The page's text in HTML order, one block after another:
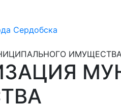
Сердобска